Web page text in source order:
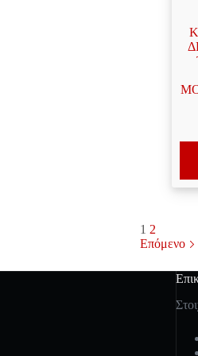
1 2
Επόμενο